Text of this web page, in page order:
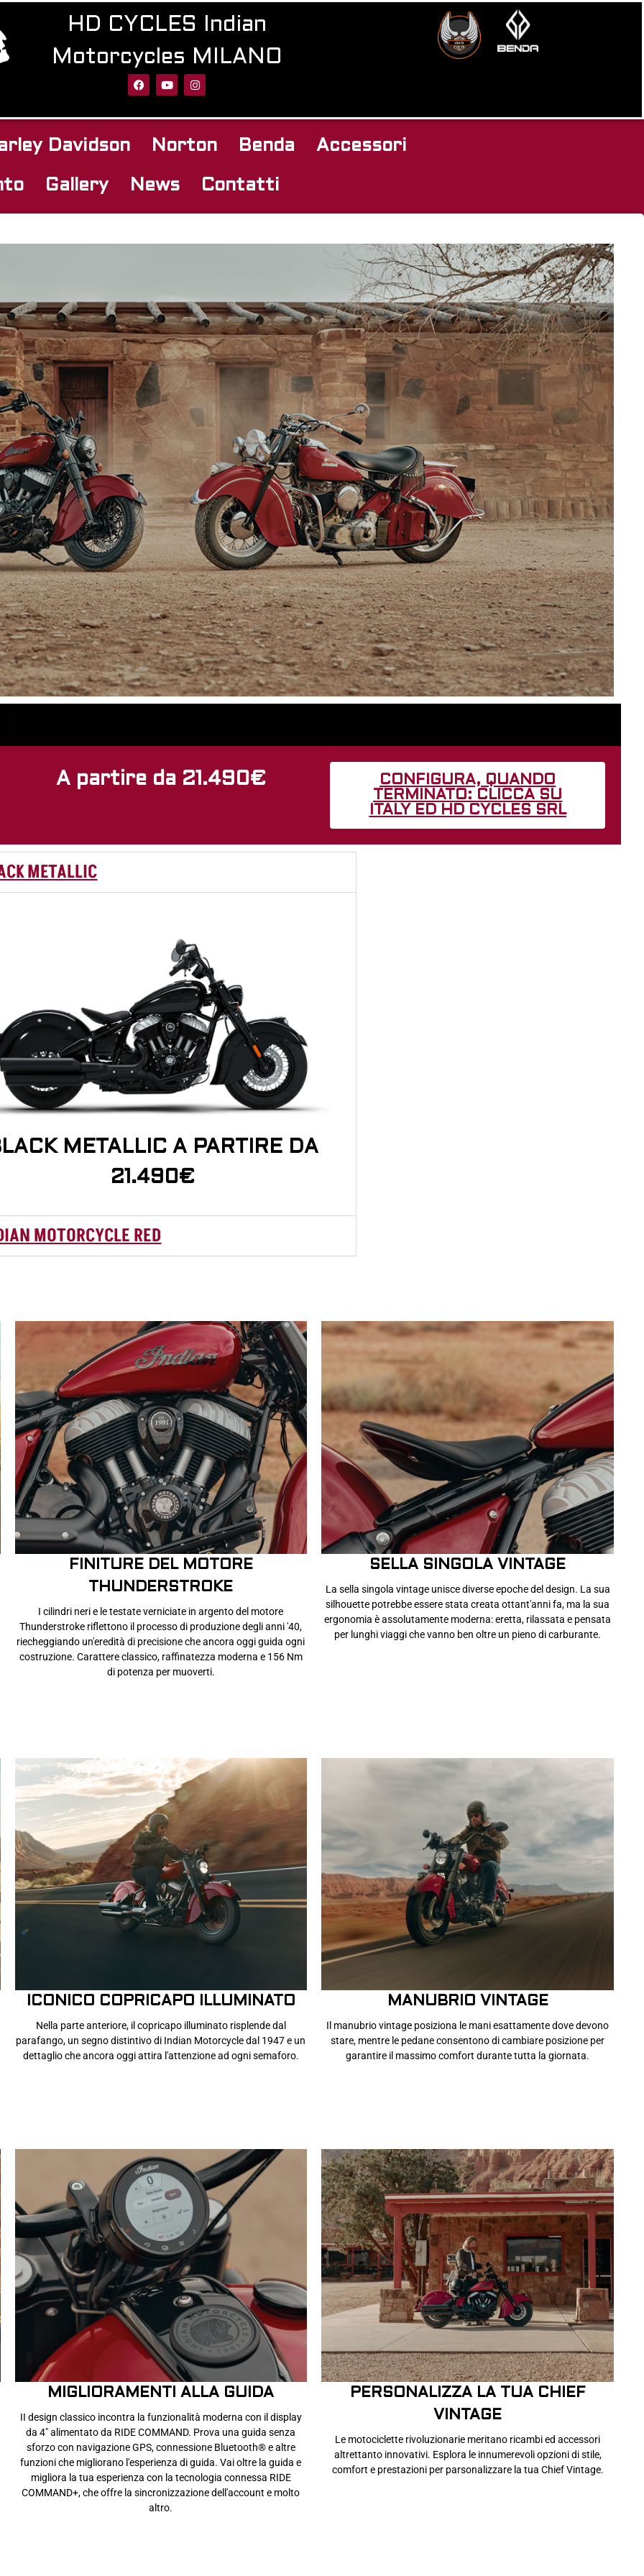
HD CYCLES Indian
Motorcycles MILANO
Davidson Norton Benda Accessori
Gallery News Contatti
A partire da 21.490€
CONFIGURA, QUANDO
TERMINATO: CLICCA SU
ITALY ED HD CYCLES SRL
METALLIC
METALLIC A PARTIRE DA
21.490€
MOTORCYCLE RED
FINITURE DEL MOTORE
THUNDERSTROKE
I cilindri neri e le testate verniciate in argento del motore
Thunderstroke riflettono il processo di produzione degli anni '40,
riecheggiando un'eredità di precisione che ancora oggi guida ogni
costruzione. Carattere classico, raffinatezza moderna e 156 Nm
di potenza per muoverti.
SELLA SINGOLA VINTAGE
La sella singola vintage unisce diverse epoche del design. La sua
silhouette potrebbe essere stata creata ottant'anni fa, ma la sua
ergonomia è assolutamente moderna: eretta, rilassata e pensata
per lunghi viaggi che vanno ben oltre un pieno di carburante.
ICONICO COPRICAPO ILLUMINATO
Nella parte anteriore, il copricapo illuminato risplende dal
parafango, un segno distintivo di Indian Motorcycle dal 1947 e un
dettaglio che ancora oggi attira l'attenzione ad ogni semaforo.
MANUBRIO VINTAGE
Il manubrio vintage posiziona le mani esattamente dove devono
stare, mentre le pedane consentono di cambiare posizione per
garantire il massimo comfort durante tutta la giornata.
MIGLIORAMENTI ALLA GUIDA
II design classico incontra la funzionalità moderna con il display
da 4" alimentato da RIDE COMMAND. Prova una guida senza
sforzo con navigazione GPS, connessione Bluetooth® e altre
funzioni che migliorano l'esperienza di guida. Vai oltre la guida e
migliora la tua esperienza con la tecnologia connessa RIDE
COMMAND+, che offre la sincronizzazione dell'account e molto
altro.
PERSONALIZZA LA TUA CHIEF
VINTAGE
Le motociclette rivoluzionarie meritano ricambi ed accessori
altrettanto innovativi. Esplora le innumerevoli opzioni di stile,
comfort e prestazioni per parsonalizzare la tua Chief Vintage.